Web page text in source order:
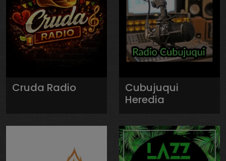
Cruda Radio
Cubujuqui
Heredia